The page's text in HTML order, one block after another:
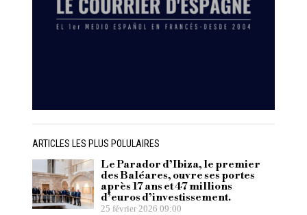
ARTICLES LES PLUS POLULAIRES
Le Parador d’Ibiza, le premier
des Baléares, ouvre ses portes
après 17 ans et 47 millions
d’euros d’investissement.
25 février 2026 09:00